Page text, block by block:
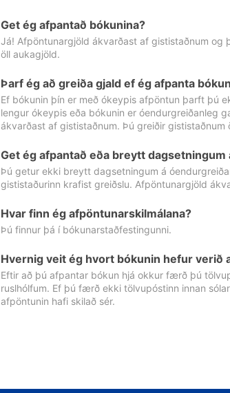
Get ég afpantað bókunina?
Já! Afpöntunargjöld ákvarðast af gististaðnum og
öll aukagjöld.
Þarf ég að greiða gjald ef ég afpanta
Ef bókunin þín er með ókeypis afpöntun þarft þú
lengur ókeypis eða bókunin er óendurgreiðanleg
ákvarðast af gististaðnum. Þú greiðir gististaðnum
Get ég afpantað eða breytt
Þú getur ekki breytt dagsetningum á
gististaðurinn krafist greiðslu. Afpöntunargjöld
Hvar finn ég afpöntunarskilmálana?
Þú finnur þá í bókunarstaðfestingunni.
Hvernig veit ég hvort bókunin hefur verið
Eftir að þú afpantar bókun hjá okkur færð þú
ruslhólfum. Ef þú færð ekki tölvupóstinn innan
afpöntunin hafi skilað sér.